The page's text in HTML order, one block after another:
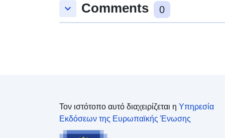
keyboard_arrow_down Comments 0
Τον ιστότοπο αυτό διαχειρίζεται η Υπηρεσία
Εκδόσεων της Ευρωπαϊκής Ένωσης